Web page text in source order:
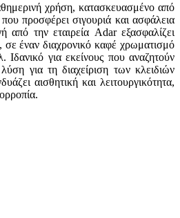
χρήση, κατασκευασμένο από
προσφέρει σιγουριά και ασφάλεια
από την εταιρεία Adar εξασφαλίζει
σε έναν διαχρονικό καφέ χρωματισμό
Ιδανικό για εκείνους που αναζητούν
για τη διαχείριση των κλειδιών
αισθητική και λειτουργικότητα,